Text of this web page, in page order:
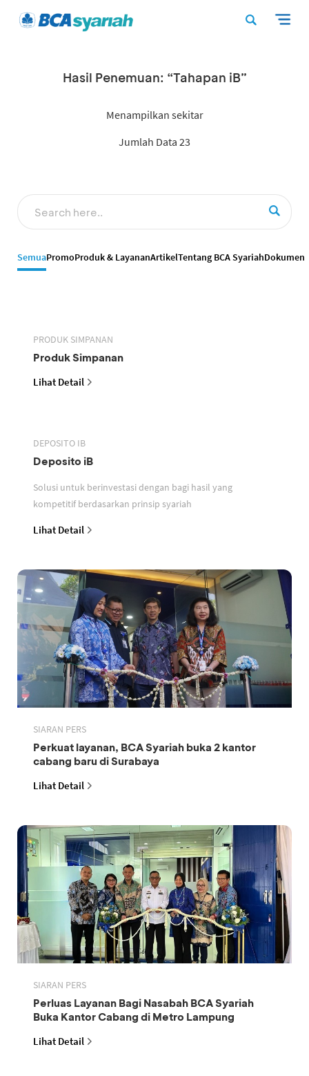
Hasil Penemuan: “Tahapan iB”
Menampilkan sekitar
Jumlah Data 23
SemuaPromoProduk & LayananArtikelTentang BCA SyariahDokumen
PRODUK SIMPANAN
Produk Simpanan
Lihat Detail
DEPOSITO IB
Deposito iB
Solusi untuk berinvestasi dengan bagi hasil yang
kompetitif berdasarkan prinsip syariah
Lihat Detail
SIARAN PERS
Perkuat layanan, BCA Syariah buka 2 kantor
cabang baru di Surabaya
Lihat Detail
SIARAN PERS
Perluas Layanan Bagi Nasabah BCA Syariah
Buka Kantor Cabang di Metro Lampung
Lihat Detail